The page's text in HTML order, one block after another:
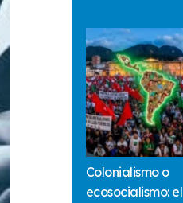
Colonialismo o
ecosocialismo: el